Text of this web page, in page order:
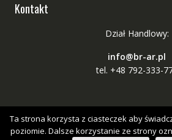
Kontakt
Dział Handlowy:
info@br-ar.pl
tel. +48 792-333-
Ta strona korzysta z ciasteczek aby
poziomie. Dalsze korzystanie ze strony